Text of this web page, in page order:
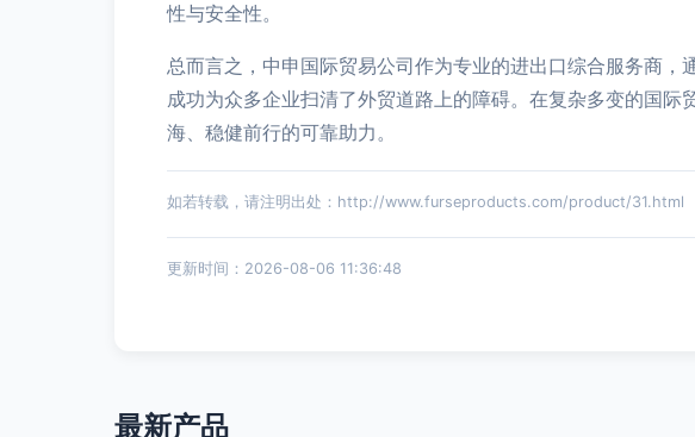
性与安全性。
总而言之，中申国际贸易公司作为专业的进出口综合服务商，
成功为众多企业扫清了外贸道路上的障碍。在复杂多变的国
海、稳健前行的可靠助力。
如若转载，请注明出处：http://www.furseproducts.com/product/31.html
更新时间：2026-08-06 11:36:48
最新产品